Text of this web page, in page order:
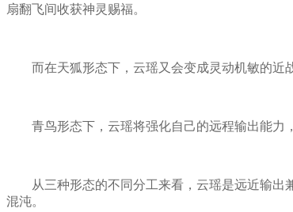
扇翻飞间收获神灵赐福。
而在天狐形态下，云瑶又会变成灵动机敏的近战
青鸟形态下，云瑶将强化自己的远程输出能力，
从三种形态的不同分工来看，云瑶是远近输出兼
混沌。